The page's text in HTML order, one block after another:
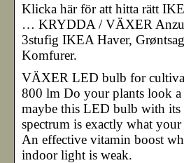
Klicka här för att hitta rätt
… KRYDDA / VÄXER
3stufig IKEA Haver,
Komfurer.
VÄXER LED bulb for
800 lm Do your plants look a
maybe this LED bulb with its
spectrum is exactly what
An effective vitamin boost
indoor light is weak.